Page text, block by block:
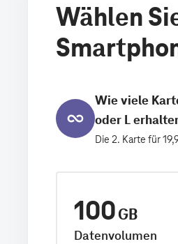
Wählen
Wie viele
oder L
Die 2. Karte für
100GB
Datenvolumen